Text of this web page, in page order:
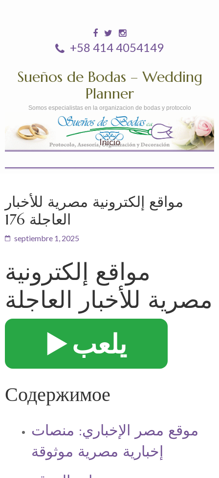
+58 414 4054149
Sueños de Bodas – Wedding
Planner
Somos especialistas en la organizacion de bodas y protocolo
Inicio
مواقع إلكترونية مصرية للأخبار
العاجلة 176
septiembre 1, 2025
مواقع إلكترونية
مصرية للأخبار العاجلة
▶️ يلعب
Содержимое
موقع مصر الإخباري: منصات
إخبارية مصرية موثوقة